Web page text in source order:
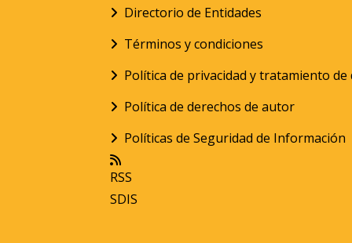
Directorio de Entidades
Términos y condiciones
Política de privacidad y tratamiento
Política de derechos de autor
Políticas de Seguridad de Información
RSS
SDIS